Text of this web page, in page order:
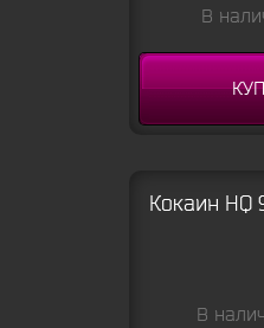
В
Кокаин HQ
В